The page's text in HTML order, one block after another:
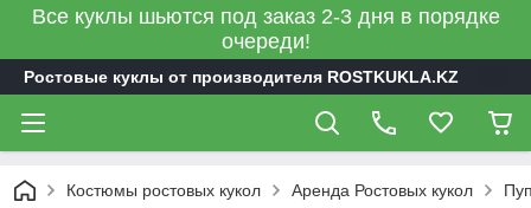
Все куклы шьются под заказ 2-3 дня в порядке
очереди!
Ростовые куклы от производителя ROSTKUKLA.KZ
Костюмы ростовых кукол Аренда Ростовых кукол